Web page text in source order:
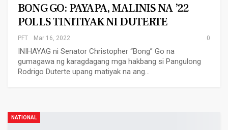
BONG GO: PAYAPA, MALINIS NA ’22
POLLS TINITIYAK NI DUTERTE
PFT Mar 16, 2022 0
INIHAYAG ni Senator Christopher “Bong” Go na
gumagawa ng karagdagang mga hakbang si Pangulong
Rodrigo Duterte upang matiyak na ang…
NATIONAL